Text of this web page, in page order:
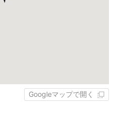
Googleマップで開く